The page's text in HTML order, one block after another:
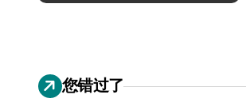
您错过了